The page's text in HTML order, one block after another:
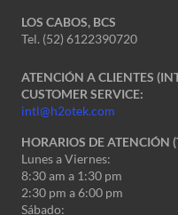
LOS CABOS, BCS
Tel. (52) 6122390720
ATENCIÓN A CLIENTES
CUSTOMER SERVICE:
intl@h2otek.com
HORARIOS DE ATENCIÓN
Lunes a Viernes:
8:30 am a 1:30 pm
2:30 pm a 6:00 pm
Sábado: